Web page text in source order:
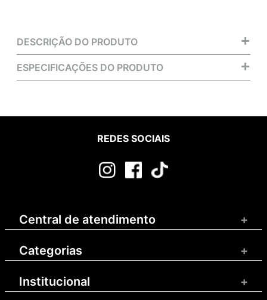
DESCRIÇÃO DO PRODUTO +
ESPECIFICAÇÕES DO PRODUTO +
REDES SOCIAIS
Central de atendimento +
Categorias +
Institucional +